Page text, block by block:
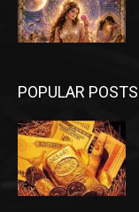
POPULAR POSTS